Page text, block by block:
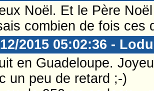
Noël. Et le Père
combien de fois ces
2015 05:02:36 -
en Guadeloupe.
un peu de retard ;-)